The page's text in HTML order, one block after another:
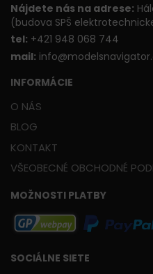
Nájdete nás na adrese:
(budova SPŠ
tel: +421 948 068 744
mail:
INFORMÁCIE
O NÁS
BLOG
KONTAKT
VŠEOBECNÉ OBCHODNÉ
MOŽNOSTI PLATBY
SOCIÁLNE SIETE